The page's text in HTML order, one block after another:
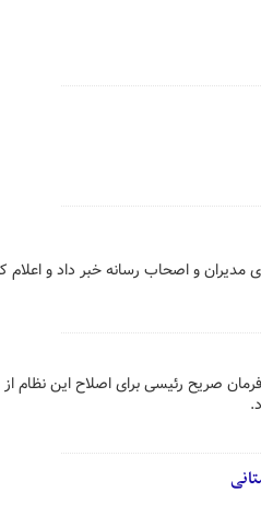
و اصحاب رسانه خبر داد و اعلام
صریح رئیسی برای اصلاح این نظام